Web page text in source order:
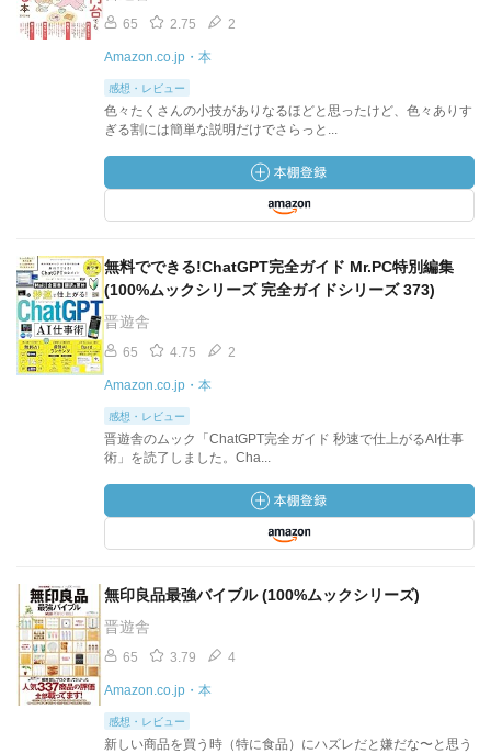
65 2.75 2
Amazon.co.jp・本
感想・レビュー
色々たくさんの小技がありなるほどと思ったけど、色々ありす
ぎる割には簡単な説明だけでさらっと...
無料でできる!ChatGPT完全ガイド Mr.PC特別編集
(100%ムックシリーズ 完全ガイドシリーズ 373)
晋遊舎
65 4.75 2
Amazon.co.jp・本
感想・レビュー
晋遊舎のムック「ChatGPT完全ガイド 秒速で仕上がるAI仕事
術」を読了しました。Cha...
無印良品最強バイブル (100%ムックシリーズ)
晋遊舎
65 3.79 4
Amazon.co.jp・本
感想・レビュー
新しい商品を買う時（特に食品）にハズレだと嫌だな〜と思う